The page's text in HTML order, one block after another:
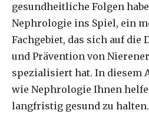
gesundheitliche Folgen
Nephrologie ins Spiel, ein
Fachgebiet, das sich auf die
und Prävention von
spezialisiert hat. In diesem
wie Nephrologie Ihnen
langfristig gesund zu halten.